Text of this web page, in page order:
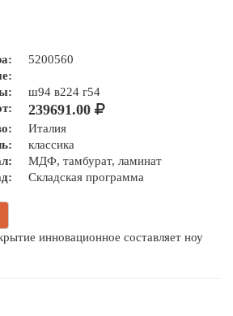
5200560
ш94 в224 г54
239691.00
Италия
классика
МДФ, тамбурат, ламинат
Складская программа
инновационное составляет ноу